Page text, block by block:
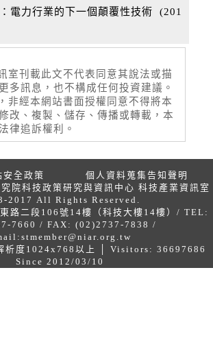
電力行業的下一個顛覆性技術 (201
室刊載此文不代表同意其說法或描
多訊息，也不構成任何投資建議。
非經本網站書面授權同意不得將本
改、複製、儲存、傳播或轉載，本
律追訴權利。
安全政策
個人資料蒐集告知聲明
院科技政策研究與資訊中心 科技產業資訊室
2017 All Rights Reserved.
路二段106號14樓（科技大樓14樓）/ TEL:
7660 / FAX: (02)2737-7838 /
stmember@niar.org.tw
析度1024x768以上 │ Visitors: 36697686
Since 2012/03/10